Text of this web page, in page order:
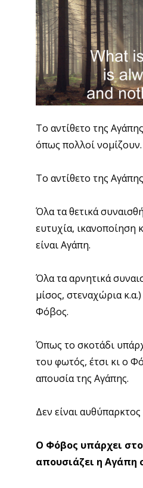
Το αντίθετο της
όπως πολλοί νομίζουν.
Το αντίθετο της
Όλα τα θετικά
ευτυχία, ικανοποίηση
είναι Αγάπη.
Όλα τα αρνητικά
μίσος, στεναχώρια
Φόβος.
Όπως το σκοτάδι
του φωτός, έτσι κι ο
απουσία της Αγάπης.
Δεν είναι
Ο Φόβος υπάρχει
απουσιάζει η Αγάπη